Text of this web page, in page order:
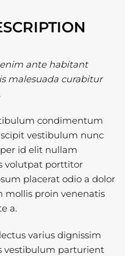
ante habitant
malesuada curabitur
condimentum
vestibulum nunc
id elit nullam
volutpat porttitor
placerat odio a dolor
mollis proin venenatis
a.
varius dignissim
vestibulum parturient